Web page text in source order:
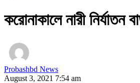
করোনাকালে নারী নির্যাতন
Probashbd News
August 3, 2021 7:54 am